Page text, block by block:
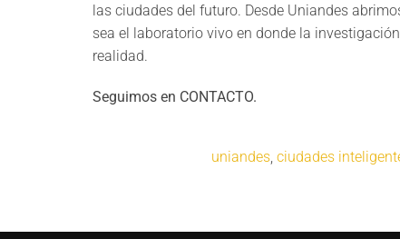
las ciudades del futuro. Desde Uniandes
sea el laboratorio vivo en donde la
realidad.
Seguimos en CONTACTO.
uniandes, ciudades